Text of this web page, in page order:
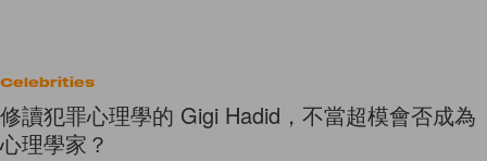
Celebrities
修讀犯罪心理學的 Gigi Hadid，不當超模會否成為
心理學家？